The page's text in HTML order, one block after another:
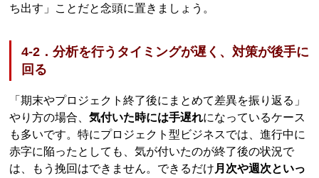
ち出す」ことだと念頭に置きましょう。
4-2．分析を行うタイミングが遅く、対策が後手に
回る
「期末やプロジェクト終了後にまとめて差異を振り返る」
やり方の場合、気付いた時には手遅れになっているケース
も多いです。特にプロジェクト型ビジネスでは、進行中に
赤字に陥ったとしても、気が付いたのが終了後の状況で
は、もう挽回はできません。できるだけ 月次や週次といっ